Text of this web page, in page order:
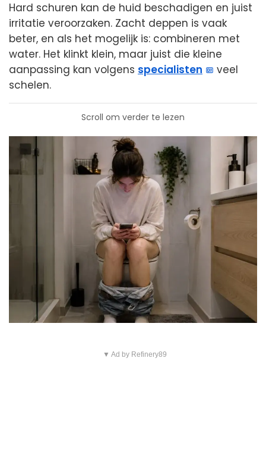
Hard schuren kan de huid beschadigen en juist
irritatie veroorzaken. Zacht deppen is vaak
beter, en als het mogelijk is: combineren met
water. Het klinkt klein, maar juist die kleine
aanpassing kan volgens specialisten
veel
schelen.
Scroll om verder te lezen
▼ Ad by Refinery89